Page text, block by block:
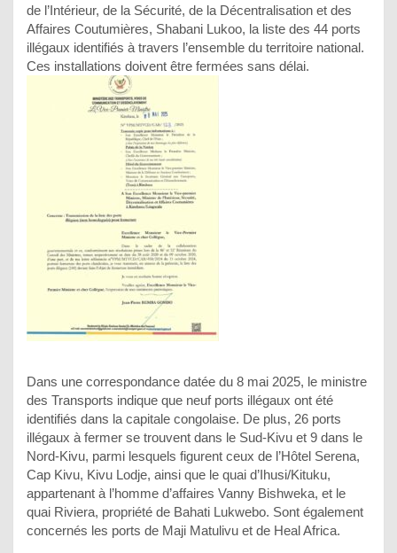
de l’Intérieur, de la Sécurité, de la Décentralisation et des
Affaires Coutumières, Shabani Lukoo, la liste des 44 ports
illégaux identifiés à travers l’ensemble du territoire national.
Ces installations doivent être fermées sans délai.
Dans une correspondance datée du 8 mai 2025, le ministre
des Transports indique que neuf ports illégaux ont été
identifiés dans la capitale congolaise. De plus, 26 ports
illégaux à fermer se trouvent dans le Sud-Kivu et 9 dans le
Nord-Kivu, parmi lesquels figurent ceux de l’Hôtel Serena,
Cap Kivu, Kivu Lodje, ainsi que le quai d’Ihusi/Kituku,
appartenant à l’homme d’affaires Vanny Bishweka, et le
quai Riviera, propriété de Bahati Lukwebo. Sont également
concernés les ports de Maji Matulivu et de Heal Africa.